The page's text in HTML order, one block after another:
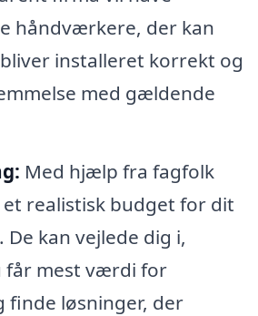
håndværkere, der kan
installeret korrekt og
med gældende
Med hjælp fra fagfolk
et realistisk budget for dit
De kan vejlede dig i,
får mest værdi for
finde løsninger, der